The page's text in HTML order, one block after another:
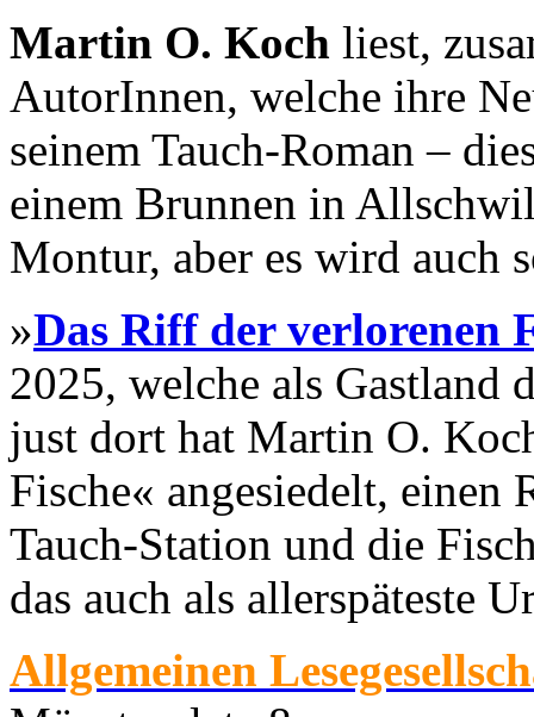
Martin O. Koch liest,
AutorInnen, welche ihre
seinem Tauch-Roman –
einem Brunnen in
Montur, aber es wird auch
»Das Riff der verlorenen
2025, welche als Gastland
just dort hat Martin O.
Fische« angesiedelt, einen
Tauch-Station und die
das auch als allerspäteste
Allgemeinen